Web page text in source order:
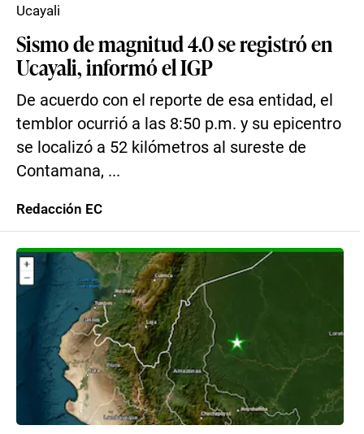
Sismo de magnitud 4.0 se registró en
Ucayali, informó el IGP
De acuerdo con el reporte de esa entidad, el
temblor ocurrió a las 8:50 p.m. y su epicentro
se localizó a 52 kilómetros al sureste de
Contamana, ...
Ucayali
Redacción EC